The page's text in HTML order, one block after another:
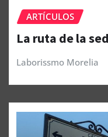
ARTÍCULOS
La ruta de la
Laborissmo Morelia